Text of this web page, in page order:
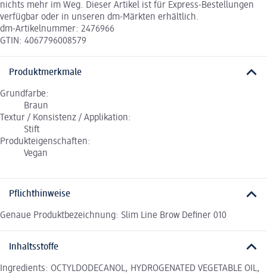
nichts mehr im Weg. Dieser Artikel ist für Express-Bestellungen
verfügbar oder in unseren dm-Märkten erhältlich.
dm-Artikelnummer: 2476966
GTIN: 4067796008579
Produktmerkmale
Grundfarbe:
Braun
Textur / Konsistenz / Applikation:
Stift
Produkteigenschaften:
Vegan
Pflichthinweise
Genaue Produktbezeichnung: Slim Line Brow Definer 010
Inhaltsstoffe
Ingredients: OCTYLDODECANOL, HYDROGENATED VEGETABLE OIL,